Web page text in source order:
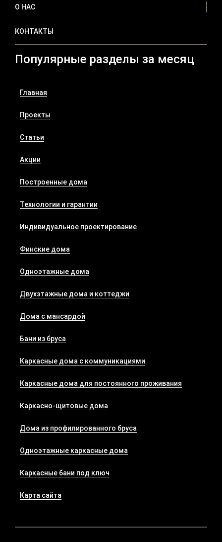
О НАС
КОНТАКТЫ
Популярные разделы за месяц
Главная
Проекты
Статьи
Акции
Построенные дома
Технологии и гарантии
Индивидуальное проектирование
Финские дома
Одноэтажные дома
Двухэтажные дома и коттеджи
Дома с мансардой
Бани из бруса
Каркасные дома с коммуникациями
Каркасные дома для постоянного проживания
Каркасно-щитовые дома
Дома из профилированного бруса
Одноэтажные каркасные дома
Каркасные бани под ключ
Карта сайта